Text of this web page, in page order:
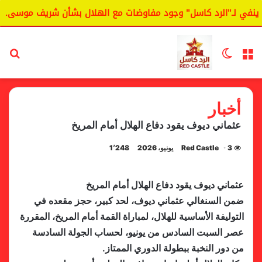
لـ"الرد كاسل" وجود مفاوضات مع الهلال بشأن شريف موسى.
القائمة الوضع المظلم
أخبار
عثماني ديوف يقود دفاع الهلال أمام المريخ
Red Castle 3 يونيو، 2026
عثماني ديوف يقود دفاع الهلال أمام المريخ
ضمن السنغالي عثماني ديوف، لحد كبير، حجز مقعده في
التوليفة الأساسية للهلال، لمباراة القمة أمام المريخ، المقررة
عصر السبت السادس من يونيو، لحساب الجولة السادسة
من دور النخبة ببطولة الدوري الممتاز.